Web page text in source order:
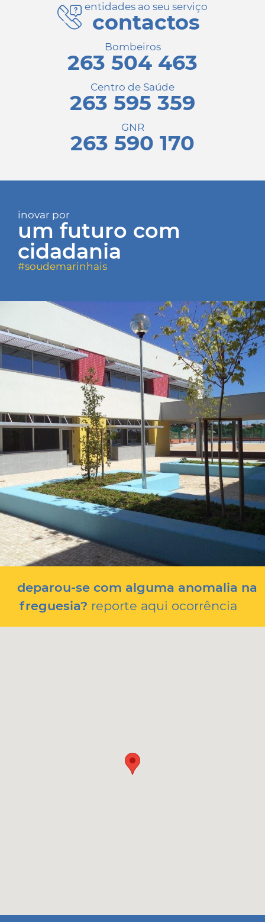
entidades ao seu serviço
contactos
Bombeiros
263 504 463
Centro de Saúde
263 595 359
GNR
263 590 170
inovar por
um futuro com
cidadania
#soudemarinhais
deparou-se com alguma anomalia na
freguesia? reporte aqui ocorrência